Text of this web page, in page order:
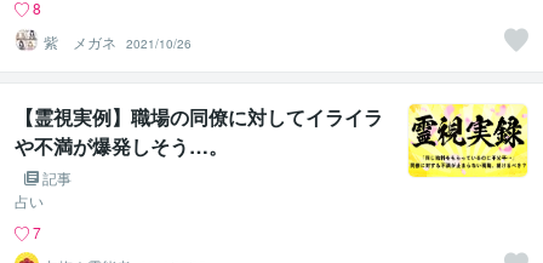
8
紫 メガネ
2021/10/26
【霊視実例】職場の同僚に対してイライラ
や不満が爆発しそう…。
記事
占い
7